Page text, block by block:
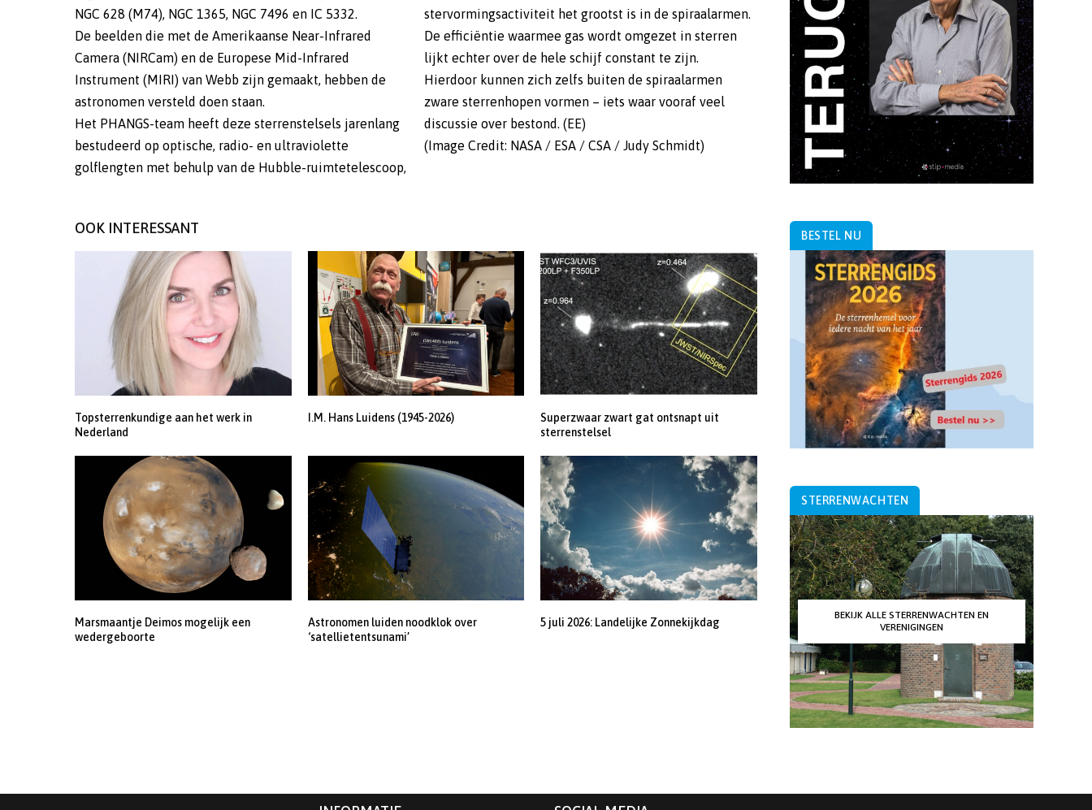
NGC 628 (M74), NGC 1365, NGC 7496 en IC 5332.
De beelden die met de Amerikaanse Near-Infrared
Camera (NIRCam) en de Europese Mid-Infrared
Instrument (MIRI) van Webb zijn gemaakt, hebben de
astronomen versteld doen staan.
Het PHANGS-team heeft deze sterrenstelsels jarenlang
bestudeerd op optische, radio- en ultraviolette
golflengten met behulp van de Hubble-ruimtetelescoop,
stervormingsactiviteit het grootst is in de spiraalarmen.
De efficiëntie waarmee gas wordt omgezet in sterren
lijkt echter over de hele schijf constant te zijn.
Hierdoor kunnen zich zelfs buiten de spiraalarmen
zware sterrenhopen vormen – iets waar vooraf veel
discussie over bestond. (EE)
(Image Credit: NASA / ESA / CSA / Judy Schmidt)
OOK INTERESSANT
Topsterrenkundige aan het werk in
Nederland
I.M. Hans Luidens (1945-2026)
Superzwaar zwart gat ontsnapt uit
sterrenstelsel
Marsmaantje Deimos mogelijk een
wedergeboorte
Astronomen luiden noodklok over
‘satellietentsunami’
5 juli 2026: Landelijke Zonnekijkdag
BESTEL NU
STERRENWACHTEN
BEKIJK ALLE STERRENWACHTEN EN
VERENIGINGEN